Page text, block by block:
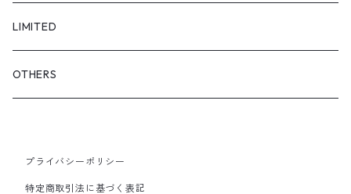
FULL DIVE
iCONOLOGY
TOPS
OUTER
SHOES & ACCESSORY
LIMITED
OTHERS
プライバシーポリシー
特定商取引法に基づく表記